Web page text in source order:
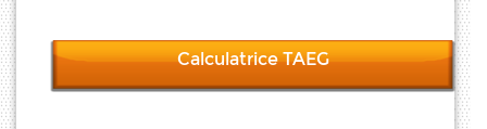
Calculatrice TAEG